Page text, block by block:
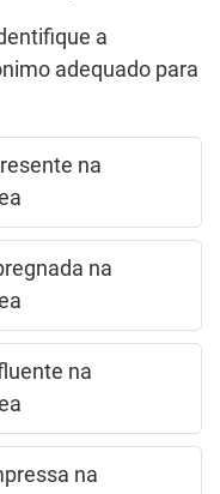
a
adequado para
na
na
na
na